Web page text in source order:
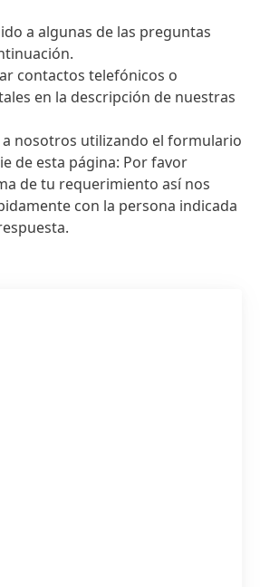
a algunas de las preguntas
contactos telefónicos o
en la descripción de nuestras
a nosotros utilizando el formulario
de esta página: Por favor
de tu requerimiento así nos
con la persona indicada